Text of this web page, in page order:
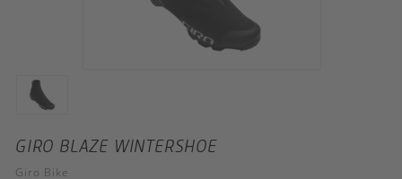
GIRO BLAZE WINTERSHOE
Giro Bike